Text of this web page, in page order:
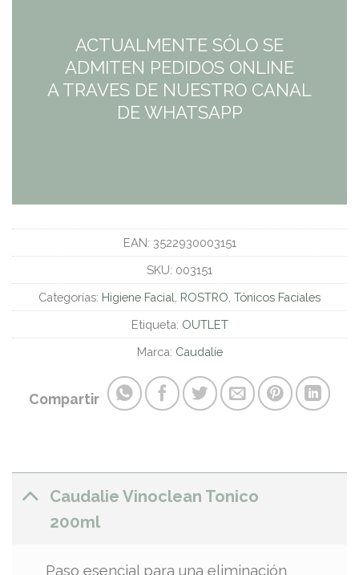
ACTUALMENTE SÓLO SE
ADMITEN PEDIDOS ONLINE
A TRAVES DE NUESTRO CANAL
DE WHATSAPP
EAN: 3522930003151
SKU: 003151
Categorías: Higiene Facial ROSTRO Tónicos Faciales
Etiqueta: OUTLET
Marca: Caudalíe
Compartir
Caudalie Vinoclean Tonico
200ml
Paso esencial para una eliminación